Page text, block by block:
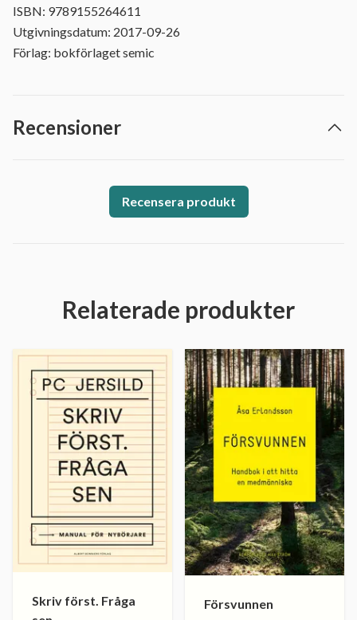
ISBN: 9789155264611
Utgivningsdatum: 2017-09-26
Förlag: bokförlaget semic
Recensioner
Recensera produkt
Relaterade produkter
Skriv först. Fråga
Försvunnen